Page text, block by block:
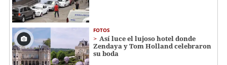
FOTOS
Así luce el lujoso hotel donde
Zendaya y Tom Holland celebraron
su boda